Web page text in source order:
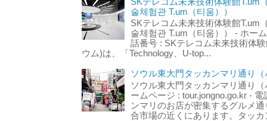
술체험관 T.um（티움））
SKテレコム未来技術体験館T.um
술체험관 T.um（티움）） - ホー
話番号 : SKテレコム未来技術体
ウム)は、「Technology、U-top...
ソウル東大門タッカンマリ通り
ソウル東大門タッカンマリ通り
ームページ : tour.jongno.go.kr -
ンマリのお店が密集するグルメ
合市場の近くにあります。タッ